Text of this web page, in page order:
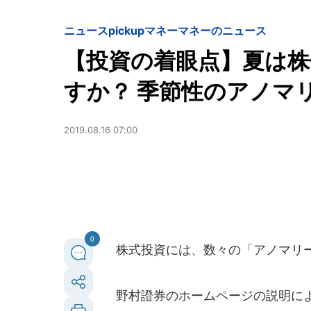
ニュースpickupマネーマネーのニュース
【投資の着眼点】夏は
すか？ 季節性のアノマ
2019.08.16 07:00
0
株式投資には、数々の「アノマリ
野村證券のホームページの説明に